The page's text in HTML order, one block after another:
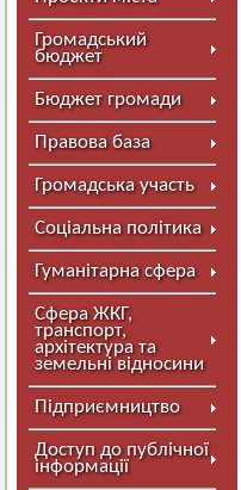
Громадський
бюджет
Бюджет громади
Правова база
Громадська участь
Соціальна політика
Гуманітарна сфера
Сфера ЖКГ,
транспорт,
архітектура та
земельні відносини
Підприємництво
Доступ до публічної
інформації